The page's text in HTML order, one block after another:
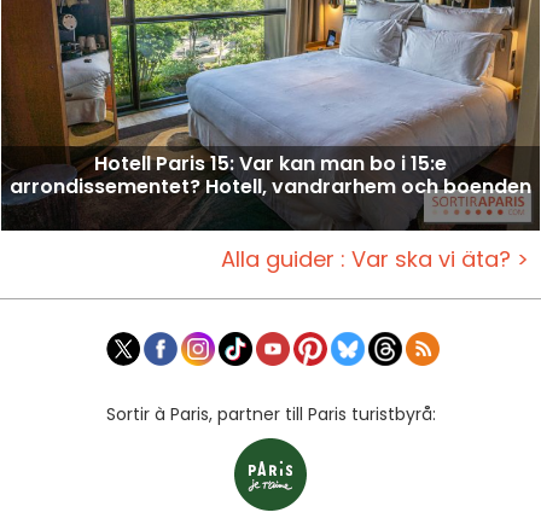
Hotell Paris 15: Var kan man bo i 15:e
arrondissementet? Hotell, vandrarhem och boenden
Alla guider : Var ska vi äta? >
Sortir à Paris, partner till Paris turistbyrå: